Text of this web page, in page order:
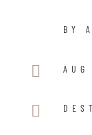
BY

